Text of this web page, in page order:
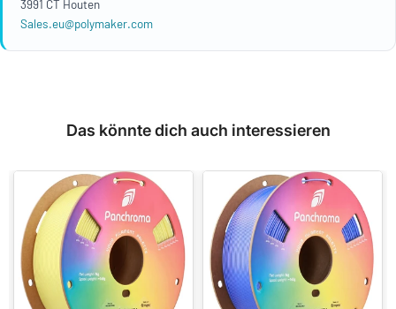
3991 CT Houten
Sales.eu@polymaker.com
Das könnte dich auch interessieren